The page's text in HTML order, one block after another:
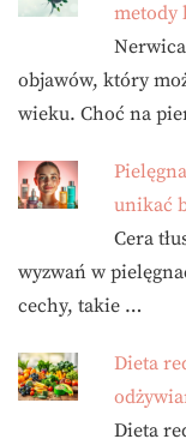
metody
Nerwica
objawów, który
wieku. Choć na
unikać
Cera
wyzwań w
cechy, takie …
Dieta
Dieta